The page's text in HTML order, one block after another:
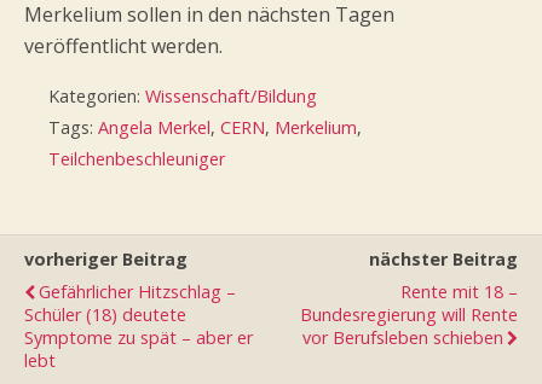
Merkelium sollen in den nächsten Tagen
veröffentlicht werden.
Kategorien: Wissenschaft/Bildung
Tags: Angela Merkel, CERN, Merkelium,
Teilchenbeschleuniger
vorheriger Beitrag
Gefährlicher Hitzschlag –
Schüler (18) deutete
Symptome zu spät – aber er
lebt
nächster Beitrag
Rente mit 18 –
Bundesregierung will Rente
vor Berufsleben schieben